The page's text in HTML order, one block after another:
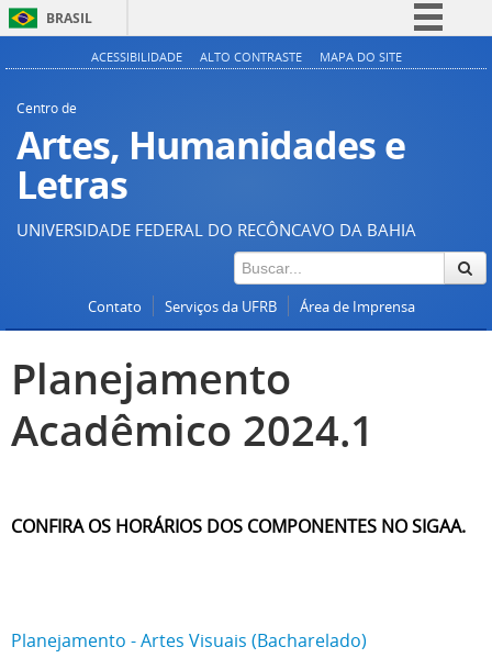
BRASIL
Simplifique!
Acesso à informação
Canais
ACESSIBILIDADE ALTO CONTRASTE MAPA DO SITE
Centro de
Artes, Humanidades e
Letras
UNIVERSIDADE FEDERAL DO RECÔNCAVO DA BAHIA
Contato Serviços da UFRB Área de Imprensa
Planejamento
Acadêmico 2024.1
CONFIRA OS HORÁRIOS DOS COMPONENTES NO SIGAA.
Planejamento - Artes Visuais (Bacharelado)